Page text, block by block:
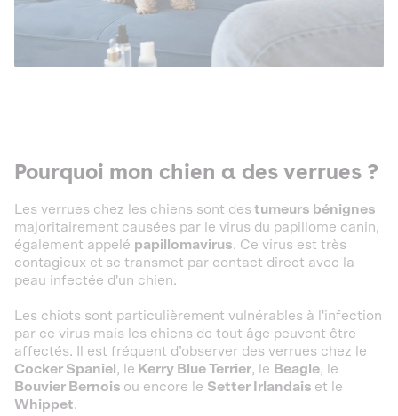
Pourquoi mon chien a des verrues ?
Les verrues chez les chiens sont destumeurs bénignes
majoritairement causées par le virus du papillome canin,
également appelé papillomavirus. Ce virus est très
contagieux et se transmet par contact direct avec la
peau infectée d'un chien.
Les chiots sont particulièrement vulnérables à l'infection
par ce virus mais les chiens de tout âge peuvent être
affectés. Il est fréquent d’observer des verrues chez le
Cocker Spaniel, le Kerry Blue Terrier, le Beagle, le
Bouvier Bernois ou encore le Setter Irlandais et le
Whippet.